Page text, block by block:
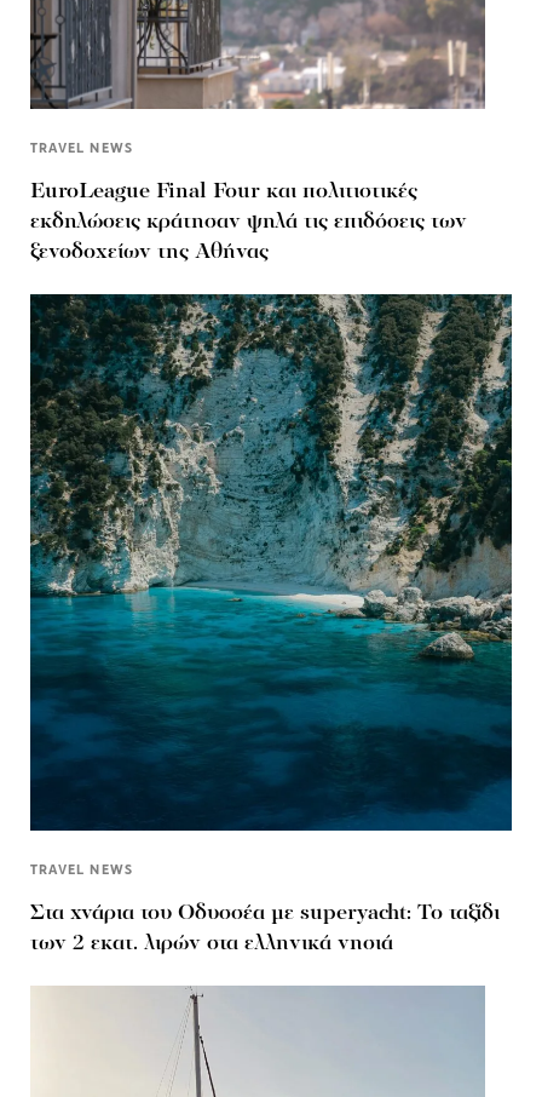
TRAVEL NEWS
EuroLeague Final Four και πολιτιστικές
εκδηλώσεις κράτησαν ψηλά τις επιδόσεις των
ξενοδοχείων της Αθήνας
TRAVEL NEWS
Στα χνάρια του Οδυσσέα με superyacht: Το ταξίδι
των 2 εκατ. λιρών στα ελληνικά νησιά